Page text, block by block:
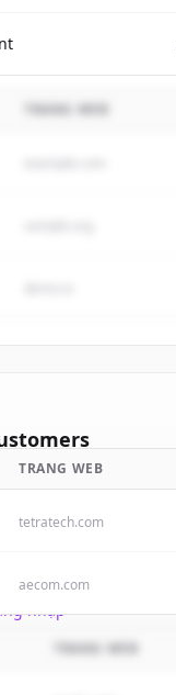
TRANG WEB
customersof
to get started.
nhập
TRANG WEB
tetratech.com
aecom.com
TRANG WEB